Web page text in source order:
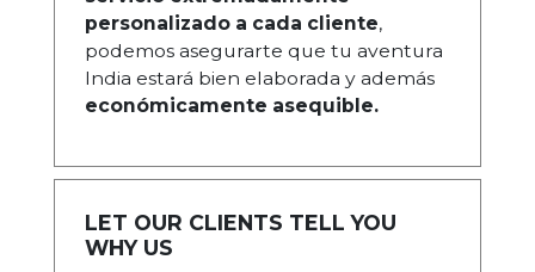
personalizado a cada cliente,
podemos asegurarte que tu aventura
India estará bien elaborada y además
económicamente asequible.
LET OUR CLIENTS TELL YOU
WHY US